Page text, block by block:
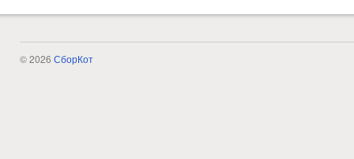
© 2026 СборКот